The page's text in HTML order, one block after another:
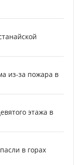
из-за пожара в
этажа в
в горах